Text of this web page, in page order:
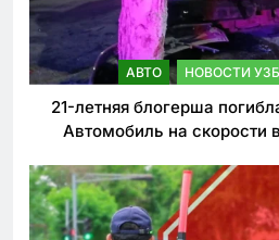
АВТО НОВОСТИ
21-летняя блогерша
Автомобиль на скорости